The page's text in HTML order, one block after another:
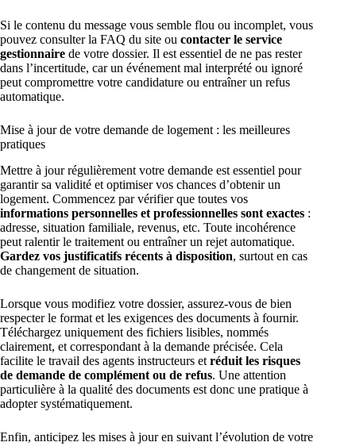
Si le contenu du message vous semble flou ou incomplet, vous
pouvez consulter la FAQ du site ou contacter le service
gestionnaire de votre dossier. Il est essentiel de ne pas rester
dans l’incertitude, car un événement mal interprété ou ignoré
peut compromettre votre candidature ou entraîner un refus
automatique.
Mise à jour de votre demande de logement : les meilleures
pratiques
Mettre à jour régulièrement votre demande est essentiel pour
garantir sa validité et optimiser vos chances d’obtenir un
logement. Commencez par vérifier que toutes vos
informations personnelles et professionnelles sont exactes :
adresse, situation familiale, revenus, etc. Toute incohérence
peut ralentir le traitement ou entraîner un rejet automatique.
Gardez vos justificatifs récents à disposition, surtout en cas
de changement de situation.
Lorsque vous modifiez votre dossier, assurez-vous de bien
respecter le format et les exigences des documents à fournir.
Téléchargez uniquement des fichiers lisibles, nommés
clairement, et correspondant à la demande précisée. Cela
facilite le travail des agents instructeurs et réduit les risques
de demande de complément ou de refus. Une attention
particulière à la qualité des documents est donc une pratique à
adopter systématiquement.
Enfin, anticipez les mises à jour en suivant l’évolution de votre